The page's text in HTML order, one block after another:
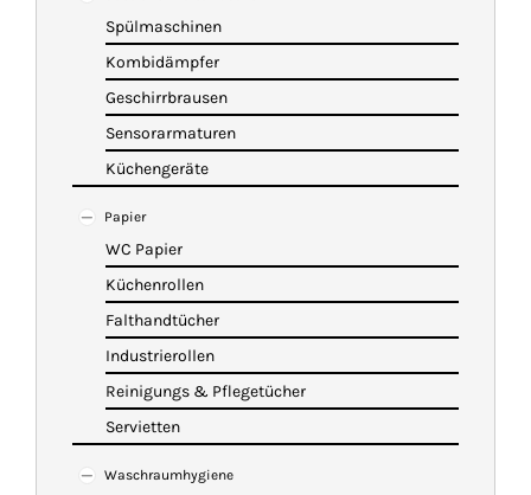
WARENKORB
Spülmaschinen
Kombidämpfer
Geschirrbrausen
Sensorarmaturen
Küchengeräte
Papier
WC Papier
Küchenrollen
Falthandtücher
Industrierollen
Reinigungs & Pflegetücher
Servietten
Waschraumhygiene